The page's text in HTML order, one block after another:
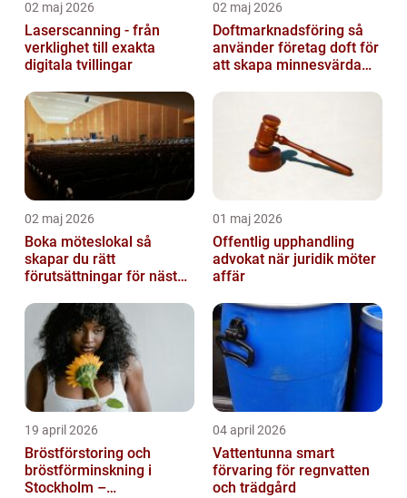
02 maj 2026
Laserscanning - från
verklighet till exakta
digitala tvillingar
02 maj 2026
Doftmarknadsföring så
använder företag doft för
att skapa minnesvärda
02 maj 2026
Boka möteslokal så
skapar du rätt
förutsättningar för nästa
01 maj 2026
Offentlig upphandling
advokat när juridik möter
affär
19 april 2026
Bröstförstoring och
bröstförminskning i
Stockholm –
04 april 2026
Vattentunna smart
förvaring för regnvatten
och trädgård